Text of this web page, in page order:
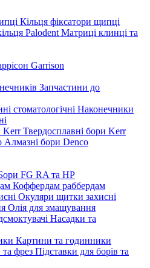
Кільця фіксатори щипці
Матриці клинці та
Garrison
Запчастини до
Наконечники
Твердосплавні бори Kerr
Алмазні бори Denco
FG RA та HP
Коффердам раббердам
Окуляри щитки захисні
Олія для змащування
Насадки та
Картини та годинники
Підставки для борів та